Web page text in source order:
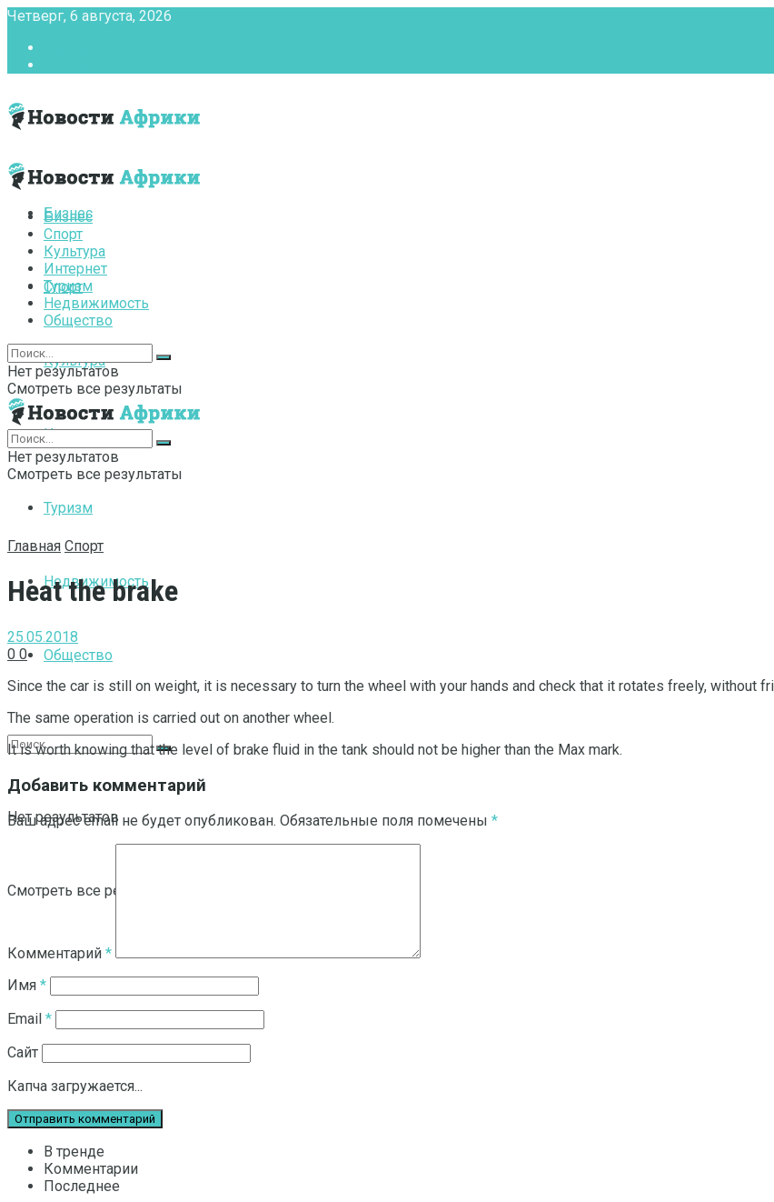
Четверг, 6 августа, 2026
Бизнес
Спорт
Культура
Интернет
Туризм
Недвижимость
Общество
Нет результатов
Смотреть все результаты
Бизнес
Спорт
Культура
Интернет
Туризм
Недвижимость
Общество
Нет результатов
Смотреть все результаты
Нет результатов
Смотреть все результаты
Главная Спорт
Heat the brake
25.05.2018
0 0
Since the car is still on weight, it is necessary to turn the wheel with your hands and check that it rotates freely, without
The same operation is carried out on another wheel.
It is worth knowing that the level of brake fluid in the tank should not be higher than the Max mark.
Добавить комментарий
Ваш адрес email не будет опубликован. Обязательные поля помечены *
Комментарий *
Имя *
Email *
Сайт
Капча загружается...
В тренде
Комментарии
Последнее